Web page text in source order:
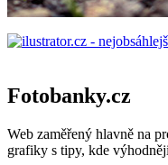
Fotobanky.cz
Web zaměřený hlavně na
grafiky s tipy, kde